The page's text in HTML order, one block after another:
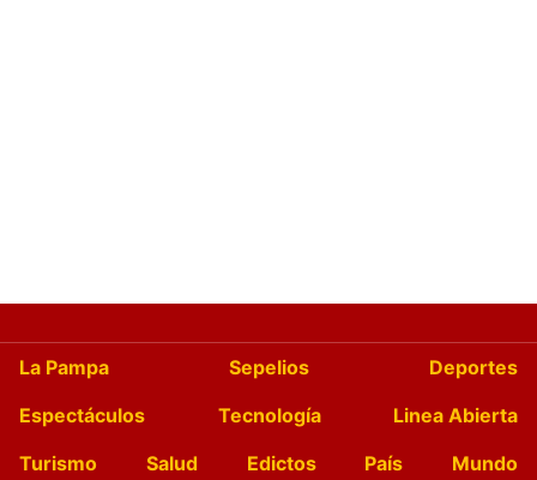
La Pampa Sepelios
Deportes
Espectáculos
Tecnología
Linea Abierta
Turismo
Salud Edictos País
Mundo